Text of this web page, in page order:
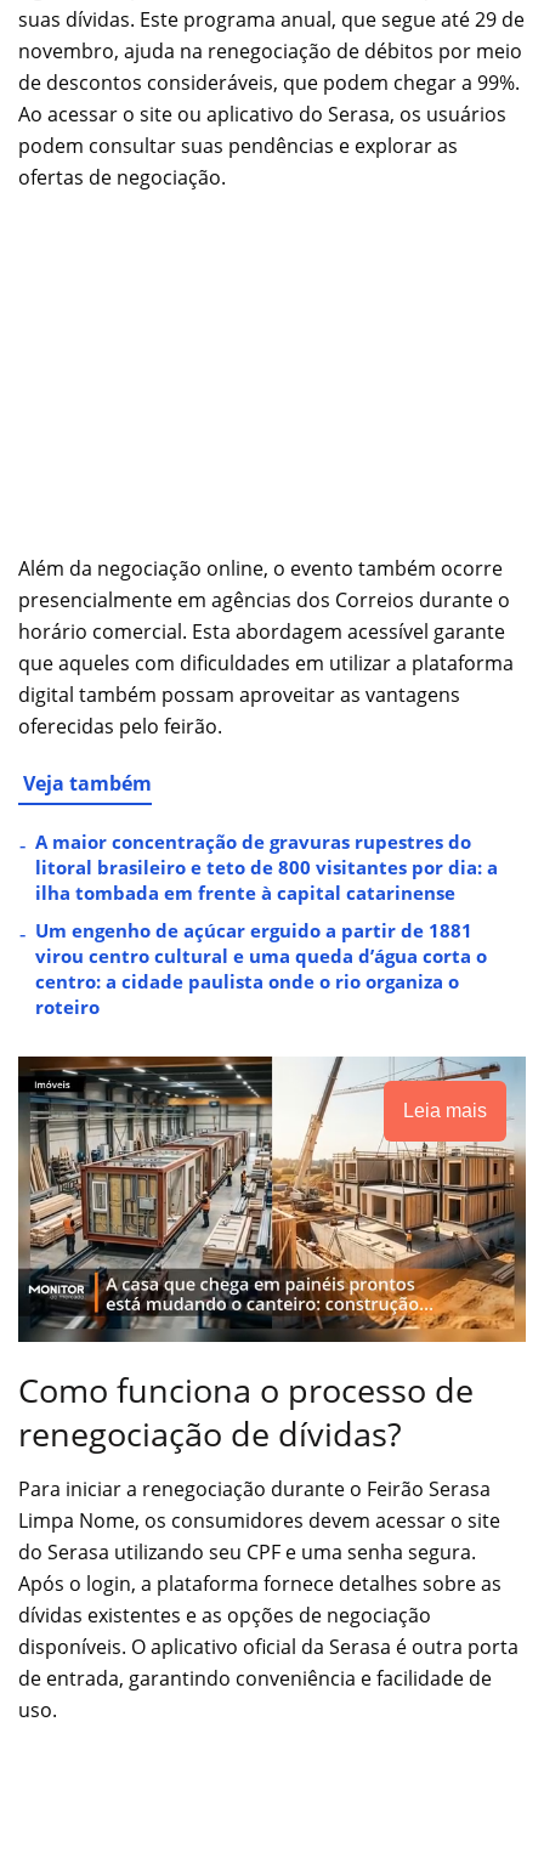
suas dívidas. Este programa anual, que segue até 29 de
novembro, ajuda na renegociação de débitos por meio
de descontos consideráveis, que podem chegar a 99%.
Ao acessar o site ou aplicativo do Serasa, os usuários
podem consultar suas pendências e explorar as
ofertas de negociação.
Além da negociação online, o evento também ocorre
presencialmente em agências dos Correios durante o
horário comercial. Esta abordagem acessível garante
que aqueles com dificuldades em utilizar a plataforma
digital também possam aproveitar as vantagens
oferecidas pelo feirão.
Veja também
A maior concentração de gravuras rupestres do
litoral brasileiro e teto de 800 visitantes por dia: a
ilha tombada em frente à capital catarinense
Um engenho de açúcar erguido a partir de 1881
virou centro cultural e uma queda d’água corta o
centro: a cidade paulista onde o rio organiza o
roteiro
Leia mais
Como funciona o processo de
renegociação de dívidas?
Para iniciar a renegociação durante o Feirão Serasa
Limpa Nome, os consumidores devem acessar o site
do Serasa utilizando seu CPF e uma senha segura.
Após o login, a plataforma fornece detalhes sobre as
dívidas existentes e as opções de negociação
disponíveis. O aplicativo oficial da Serasa é outra porta
de entrada, garantindo conveniência e facilidade de
uso.